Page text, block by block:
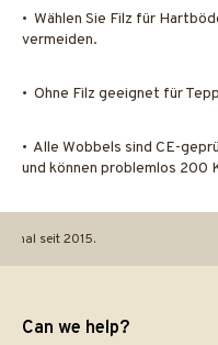
• Wählen Sie Filz für
vermeiden.
• Ohne Filz geeignet für
• Alle Wobbels sind CE-
und können problemlos 200
seit 2015.
Can we help?